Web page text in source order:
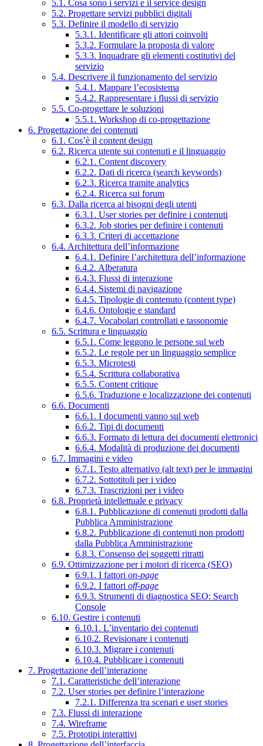
5.1. Cosa sono i servizi e il service design
5.2. Progettare servizi pubblici digitali
5.3. Definire il modello di servizio
5.3.1. Identificare gli attori coinvolti
5.3.2. Formulare la proposta di valore
5.3.3. Inquadrare gli elementi costitutivi del
servizio
5.4. Descrivere il funzionamento del servizio
5.4.1. Mappare l’ecosistema
5.4.2. Rappresentare i flussi di servizio
5.5. Co-progettare le soluzioni
5.5.1. Workshop di co-progettazione
6. Progettazione dei contenuti
6.1. Cos’è il content design
6.2. Ricerca utente sui contenuti e il linguaggio
6.2.1. Content discovery
6.2.2. Dati di ricerca (search keywords)
6.2.3. Ricerca tramite analytics
6.2.4. Ricerca sui forum
6.3. Dalla ricerca ai bisogni degli utenti
6.3.1. User stories per definire i contenuti
6.3.2. Job stories per definire i contenuti
6.3.3. Criteri di accettazione
6.4. Architettura dell’informazione
6.4.1. Definire l’architettura dell’informazione
6.4.2. Alberatura
6.4.3. Flussi di interazione
6.4.4. Sistemi di navigazione
6.4.5. Tipologie di contenuto (content type)
6.4.6. Ontologie e standard
6.4.7. Vocabolari controllati e tassonomie
6.5. Scrittura e linguaggio
6.5.1. Come leggono le persone sul web
6.5.2. Le regole per un linguaggio semplice
6.5.3. Microtesti
6.5.4. Scrittura collaborativa
6.5.5. Content critique
6.5.6. Traduzione e localizzazione dei contenuti
6.6. Documenti
6.6.1. I documenti vanno sul web
6.6.2. Tipi di documenti
6.6.3. Formato di lettura dei documenti elettronici
6.6.4. Modalità di produzione dei documenti
6.7. Immagini e video
6.7.1. Testo alternativo (alt text) per le immagini
6.7.2. Sottotitoli per i video
6.7.3. Trascrizioni per i video
6.8. Proprietà intellettuale e privacy
6.8.1. Pubblicazione di contenuti prodotti dalla
Pubblica Amministrazione
6.8.2. Pubblicazione di contenuti non prodotti
dalla Pubblica Amministrazione
6.8.3. Consenso dei soggetti ritratti
6.9. Ottimizzazione per i motori di ricerca (SEO)
6.9.1. I fattori on-page
6.9.2. I fattori off-page
6.9.3. Strumenti di diagnostica SEO: Search
Console
6.10. Gestire i contenuti
6.10.1. L’inventario dei contenuti
6.10.2. Revisionare i contenuti
6.10.3. Migrare i contenuti
6.10.4. Pubblicare i contenuti
7. Progettazione dell’interazione
7.1. Caratteristiche dell’interazione
7.2. User stories per definire l’interazione
7.2.1. Differenza tra scenari e user stories
7.3. Flussi di interazione
7.4. Wireframe
7.5. Prototipi interattivi